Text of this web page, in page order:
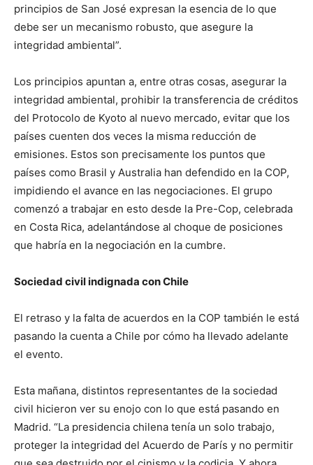
principios de San José expresan la esencia de lo que
debe ser un mecanismo robusto, que asegure la
integridad ambiental”.
Los principios apuntan a, entre otras cosas, asegurar la
integridad ambiental, prohibir la transferencia de créditos
del Protocolo de Kyoto al nuevo mercado, evitar que los
países cuenten dos veces la misma reducción de
emisiones. Estos son precisamente los puntos que
países como Brasil y Australia han defendido en la COP,
impidiendo el avance en las negociaciones. El grupo
comenzó a trabajar en esto desde la Pre-Cop, celebrada
en Costa Rica, adelantándose al choque de posiciones
que habría en la negociación en la cumbre.
Sociedad civil indignada con Chile
El retraso y la falta de acuerdos en la COP también le está
pasando la cuenta a Chile por cómo ha llevado adelante
el evento.
Esta mañana, distintos representantes de la sociedad
civil hicieron ver su enojo con lo que está pasando en
Madrid. “La presidencia chilena tenía un solo trabajo,
proteger la integridad del Acuerdo de París y no permitir